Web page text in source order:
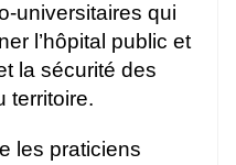
universitaires qui
l’hôpital public et
la sécurité des
territoire.
les praticiens